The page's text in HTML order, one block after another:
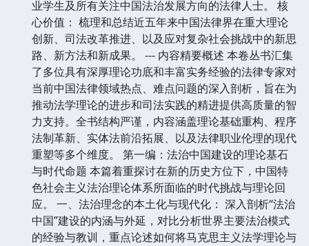
业学生及所有关注中国法治发展方向的法律人士。 核
心价值： 梳理和总结近五年来中国法律界在重大理论
创新、司法改革推进、以及应对复杂社会挑战中的新思
路、新方法和新成果。 --- 内容精要概述 本卷丛书汇集
了多位具有深厚理论功底和丰富实务经验的法律专家对
当前中国法律领域热点、难点问题的深入剖析，旨在为
推动法学理论的进步和司法实践的精进提供高质量的智
力支持。全书结构严谨，内容涵盖理论基础重构、程序
法制革新、实体法前沿拓展、以及法律职业伦理的现代
重塑等多个维度。 第一编：法治中国建设的理论基石
与时代命题 本篇着重探讨在新的历史方位下，中国特
色社会主义法治理论体系所面临的时代挑战与理论回
应。 一、法治理念的本土化与现代化： 深入剖析“法治
中国”建设的内涵与外延，对比分析世界主要法治模式
的经验与教训，重点论述如何将马克思主义法学理论与